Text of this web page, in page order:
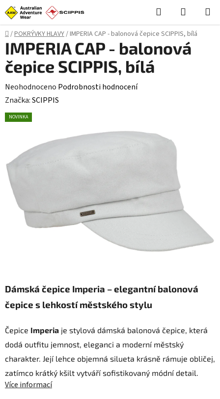
Přejít
na
obsah
Hledat
KOŠÍK
Domů
/POKRÝVKY HLAVY/IMPERIA CAP - balonová čepice SCIPPIS, bílá
Dámská čepice Imperia – elegantní balonová
čepice s lehkostí městského stylu
Čepice Imperia je stylová dámská balonová čepice, která
dodá outfitu jemnost, eleganci a moderní městský
charakter. Její lehce objemná silueta krásně rámuje obličej,
zatímco krátký kšilt vytváří sofistikovaný módní detail.
Více informací
IMPERIA CAP - balonová
čepice SCIPPIS, bílá
Průměrné
hodnocení
produktu
5
hvězdiček.
Neohodnoceno Podrobnosti hodnocení
Značka:SCIPPIS
NOVINKA